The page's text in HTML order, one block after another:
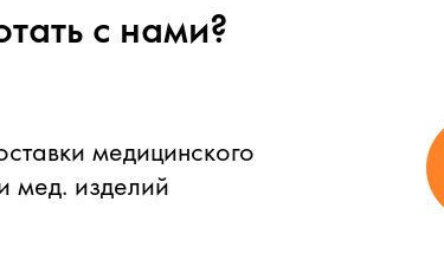
с нами?
медицинского
мед. изделий